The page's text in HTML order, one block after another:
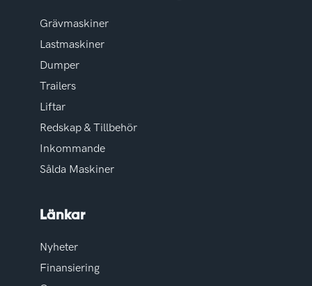
Grävmaskiner
Lastmaskiner
Dumper
Trailers
Liftar
Redskap & Tillbehör
Inkommande
Sålda Maskiner
Länkar
Nyheter
Finansiering